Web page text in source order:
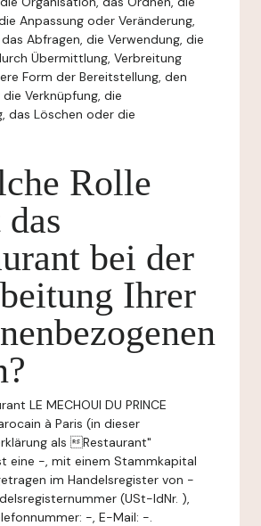
Anpassung oder Veränderung,
Abfragen, die Verwendung, die
Übermittlung, Verbreitung
Form der Bereitstellung, den
Verknüpfung, die
das Löschen oder die
Rolle
bei der
Ihrer
LE MECHOUI DU PRINCE
à Paris (in dieser
als Restaurant"
eine -, mit einem Stammkapital
im Handelsregister von -
(USt-IdNr. ),
-, E-Mail: -.